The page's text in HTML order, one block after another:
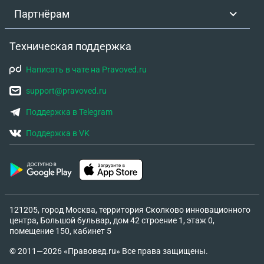
Партнёрам
Техническая поддержка
Написать в чате на Pravoved.ru
support@pravoved.ru
Поддержка в Telegram
Поддержка в VK
121205, город Москва, территория Сколково инновационного
центра, Большой бульвар, дом 42 строение 1, этаж 0,
помещение 150, кабинет 5
© 2011—2026 «Правовед.ru» Все права защищены.